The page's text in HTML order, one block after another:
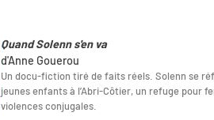
Quand Solenn s'en va
d'Anne Gouerou
Un docu-fiction tiré de faits réels. Solenn se
jeunes enfants à l’Abri-Côtier, un refuge pour
violences conjugales.